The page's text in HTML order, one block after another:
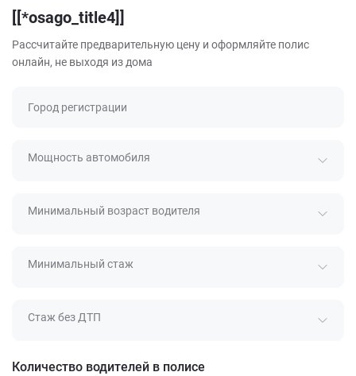
[[*osago_title4]]
Рассчитайте предварительную цену и оформляйте полис
онлайн, не выходя из дома
Город регистрации
Мощность автомобиля
Минимальный возраст водителя
Минимальный стаж
Стаж без ДТП
Количество водителей в полисе